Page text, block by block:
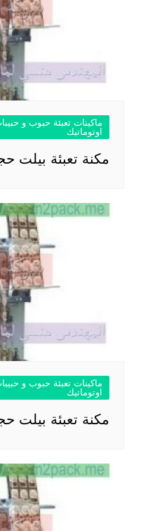
ماكينات تعبئة حبوب و
اوتوماتيك
مكنة تعبئة بيلت
ماكينات تعبئة حبوب و
اوتوماتيك
مكنة تعبئة بيلت